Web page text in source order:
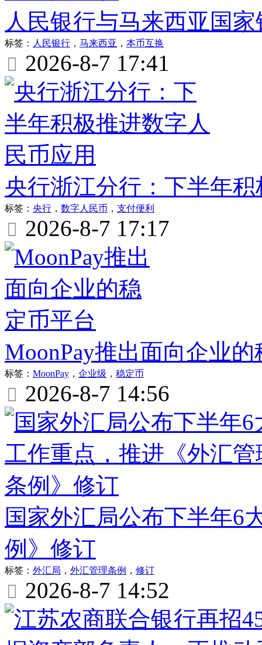
人民银行与马来西亚国
标签： 人民银行 ， 马来西亚 ， 本币互换
 2026-8-7 17:41
央行浙江分行：下半年
标签： 央行 ， 数字人民币 ， 支付便利
 2026-8-7 17:17
MoonPay推出面向企业
标签： MoonPay ， 企业级 ， 稳定币
 2026-8-7 14:56
国家外汇局公布下半年6
例》修订
标签： 外汇局 ， 外汇管理条例 ， 修订
 2026-8-7 14:52